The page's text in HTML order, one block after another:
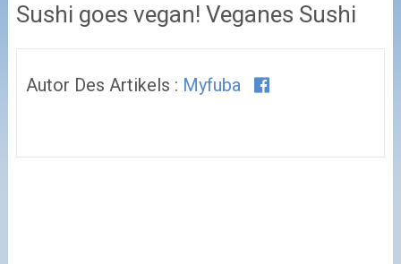
Sushi goes vegan! Veganes Sushi
Autor Des Artikels : Myfuba